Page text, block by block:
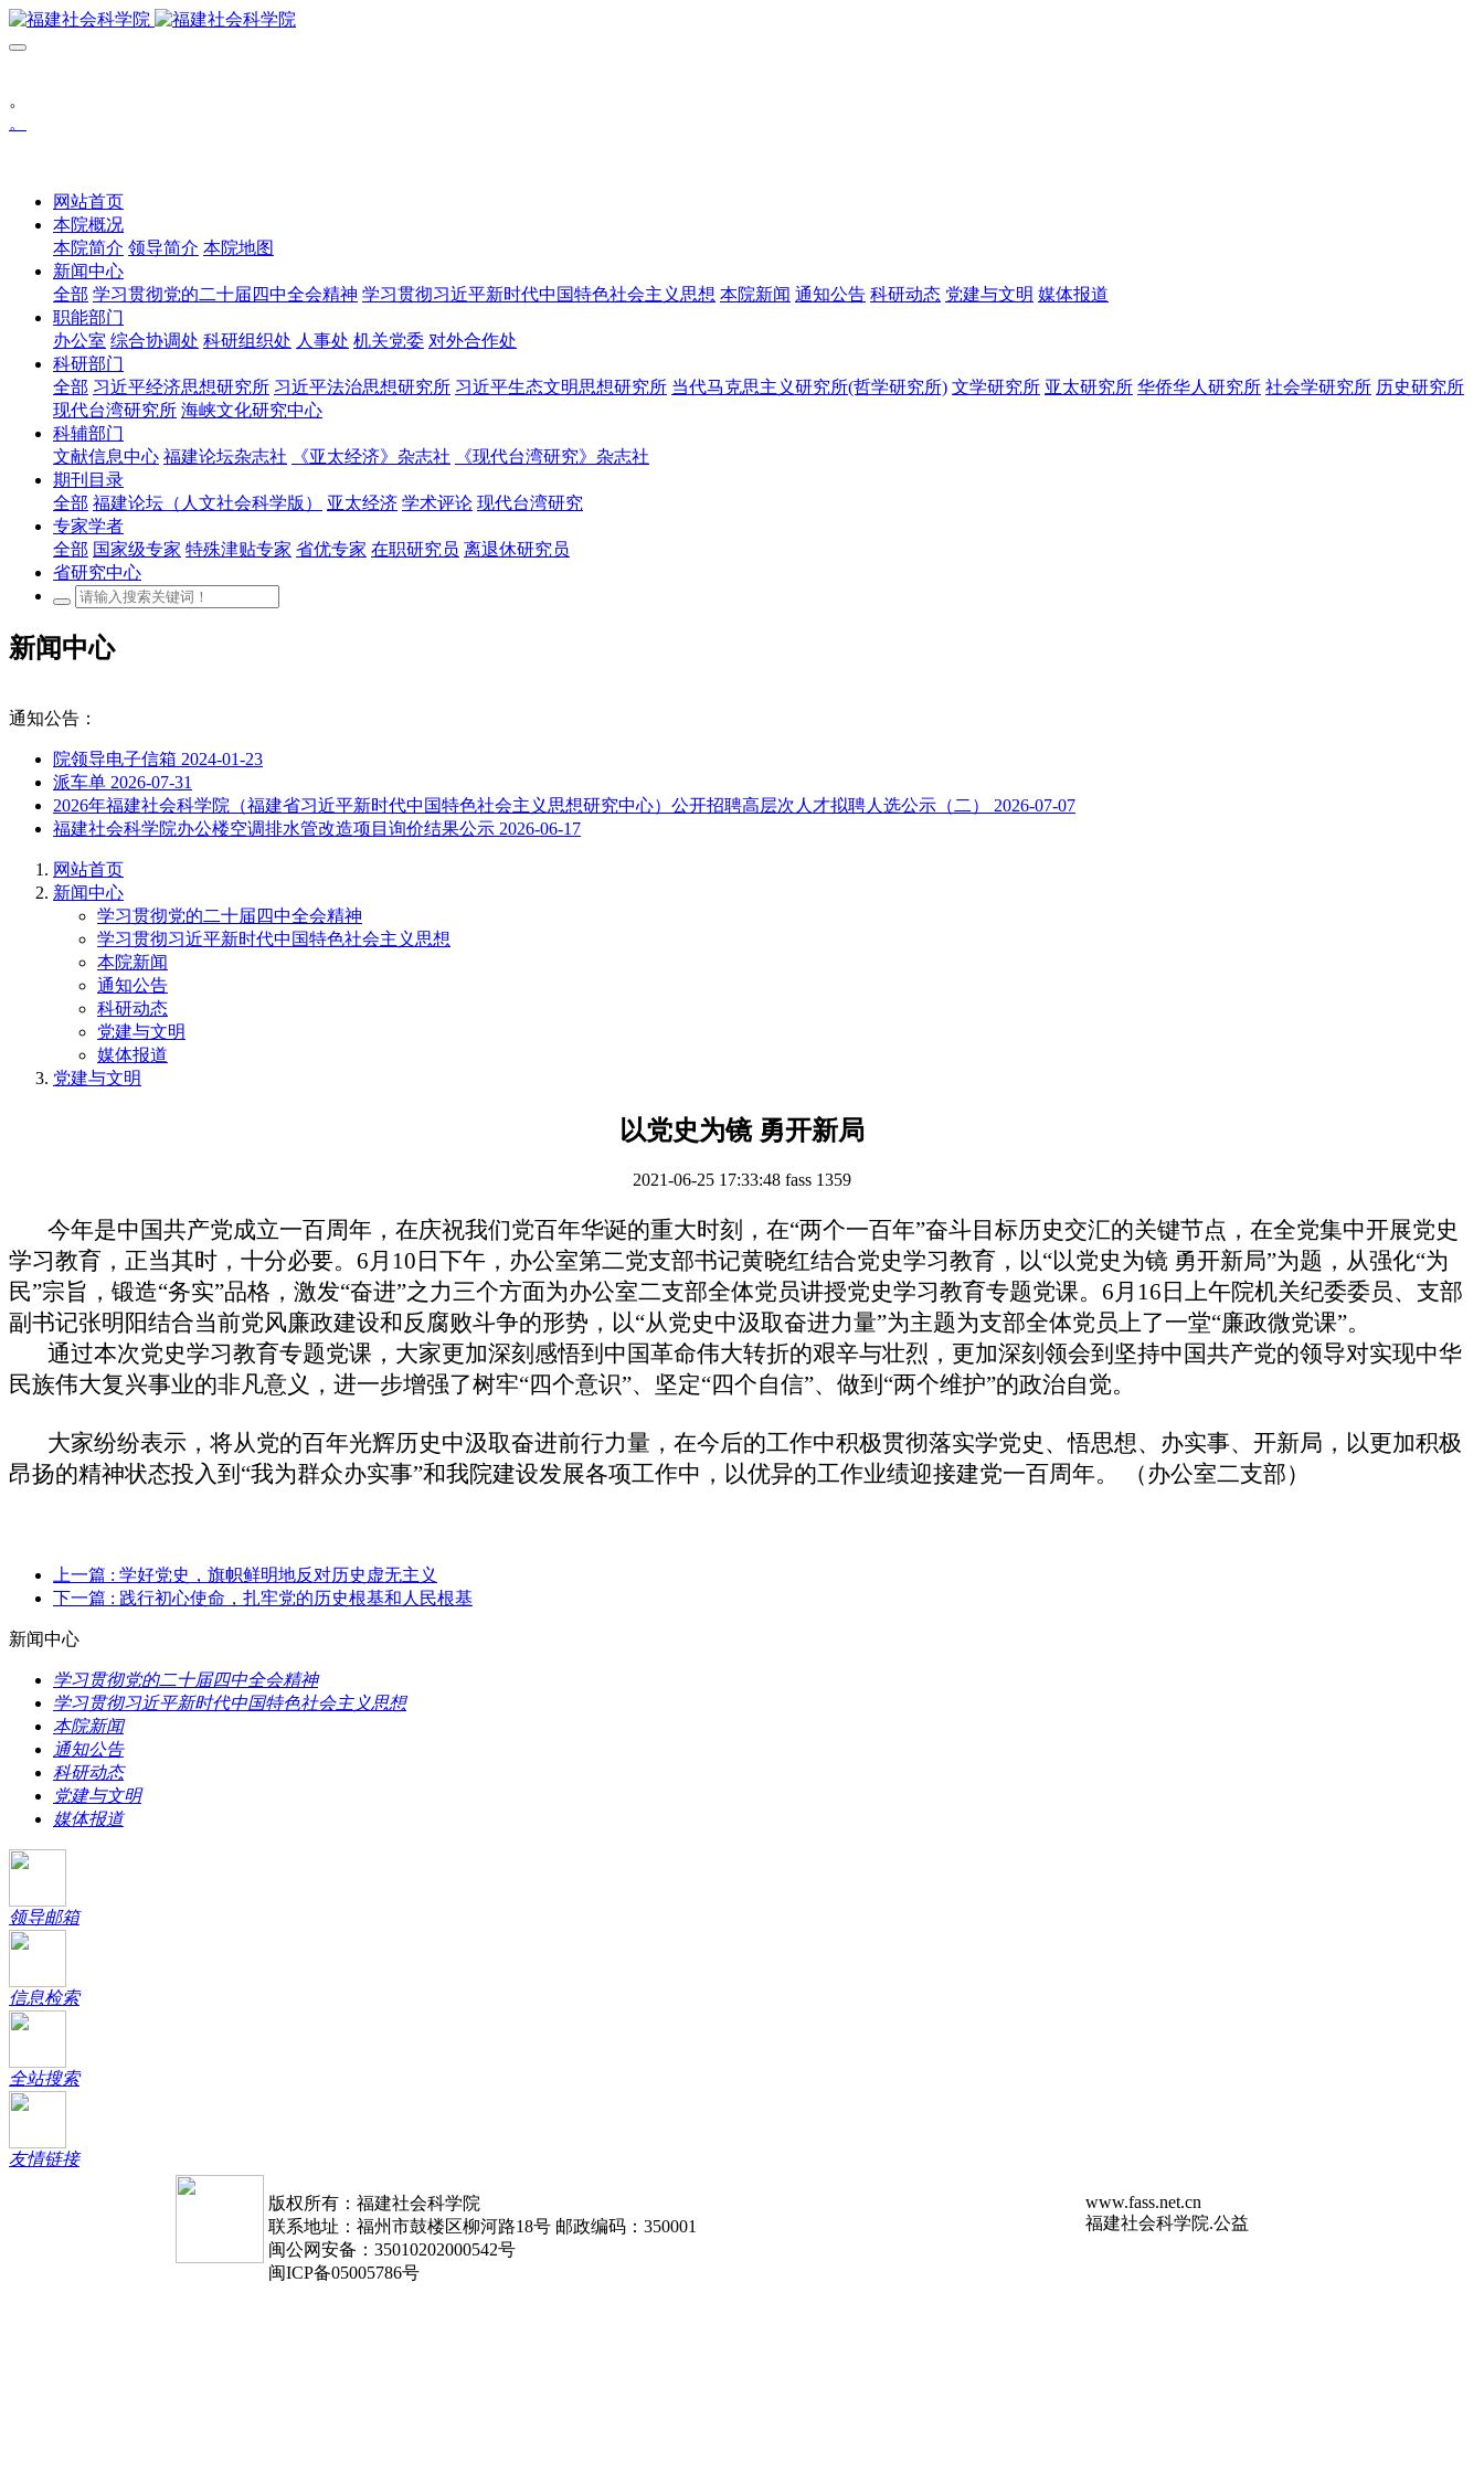
。
。
网站首页
本院概况
本院简介 领导简介 本院地图
新闻中心
全部 学习贯彻党的二十届四中全会精神 学习贯彻习近平新时代中国特色社会主义思想 本院新闻 通知公告 科研动态 党建与文明 媒体报道
职能部门
办公室 综合协调处 科研组织处 人事处 机关党委 对外合作处
科研部门
全部 习近平经济思想研究所 习近平法治思想研究所 习近平生态文明思想研究所 当代马克思主义研究所(哲学研究所) 文学研究所 亚太研究所 华侨华人研究所 社会学研究所 历史研究所
现代台湾研究所 海峡文化研究中心
科辅部门
文献信息中心 福建论坛杂志社 《亚太经济》杂志社
《现代台湾研究》杂志社
期刊目录
全部 福建论坛（人文社会科学版） 亚太经济 学术评论 现代台湾研究
专家学者
全部 国家级专家 特殊津贴专家 省优专家 在职研究员 离退休研究员
省研究中心
新闻中心
通知公告：
院领导电子信箱 2024-01-23
派车单 2026-07-31
2026年福建社会科学院（福建省习近平新时代中国特色社会主义思想研究中心）公开招聘高层次人才拟聘人选公示（二） 2026-07-07
福建社会科学院办公楼空调排水管改造项目询价结果公示 2026-06-17
网站首页
新闻中心
学习贯彻党的二十届四中全会精神
学习贯彻习近平新时代中国特色社会主义思想
本院新闻
通知公告
科研动态
党建与文明
媒体报道
党建与文明
以党史为镜 勇开新局
2021-06-25 17:33:48 fass 1359
今年是中国共产党成立一百周年，在庆祝我们党百年华诞的重大时刻，在“两个一百年”奋斗目标历史交汇的关键节点，在全党集中开展党史
学习教育，正当其时，十分必要。 6 月 10 日下午， 办公室第二党支部书记黄晓红结合党史学习教育，以“以党史为镜 勇开新局”为题，从强化“为
民”宗旨 ， 锻造“务实”品格 ， 激发“奋进”之力三个方面为办公室二支部全体党员讲授党史学习教育专题党课。 6月16日上午院机关纪委委员、支部
副书记张明阳结合当前党风廉政建设和反腐败斗争的形势，以“从党史中汲取奋进力量”为主题为支部全体党员 上了一堂“廉政微党课”。
通过本次党史学习教育专题党课 ，大家更加深刻感悟到中国革命伟大转折的艰辛与壮烈，更加深刻领会到坚持中国共产党的领导对实现中华
民族伟大复兴事业的非凡意义，进一步增强了树牢“四个意识”、坚定“四个自信”、做到“两个维护”的政治自觉。
大家纷纷表示，将从党的百年光辉历史中汲取奋进前行力量，在今后的工作中积极贯彻落实学党史、悟思想、办实事、开新局，以更加积极
昂扬的精神状态投入到“我为群众办实事”和我院建设发展各项工作中，以优异的工作业绩迎接建党一百周年。 （办公室二支部）
上一篇 : 学好党史，旗帜鲜明地反对历史虚无主义
下一篇 : 践行初心使命，扎牢党的历史根基和人民根基
新闻中心
学习贯彻党的二十届四中全会精神
学习贯彻习近平新时代中国特色社会主义思想
本院新闻
通知公告
科研动态
党建与文明
媒体报道
领导邮箱
信息检索
全站搜索
友情链接
版权所有：福建社会科学院
联系地址：福州市鼓楼区柳河路18号 邮政编码：350001
闽公网安备：35010202000542号
闽ICP备05005786号
www.fass.net.cn
福建社会科学院.公益